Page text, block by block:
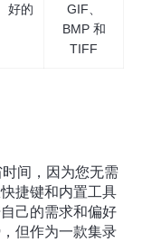
好的
GIF、
BMP 和
TIFF
间，因为您无需
捷键和内置工具
己的需求和偏好
但作为一款集录